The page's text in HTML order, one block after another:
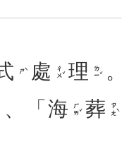
ㄕˋ 處 ㄔㄨˇ 理 ㄌㄧˇ
、「 海 ㄏㄞˇ 葬 ㄗㄤˋ